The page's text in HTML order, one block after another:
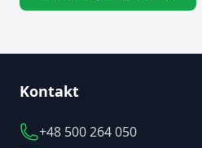
Kontakt
+48 500 264 050